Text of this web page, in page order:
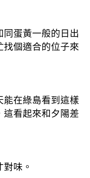
同蛋黃一般的日出
找個適合的位子來
能在綠島看到這樣
這看起來和夕陽差
味。